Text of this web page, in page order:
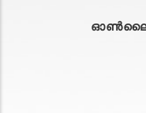
ഓൺലൈൻ